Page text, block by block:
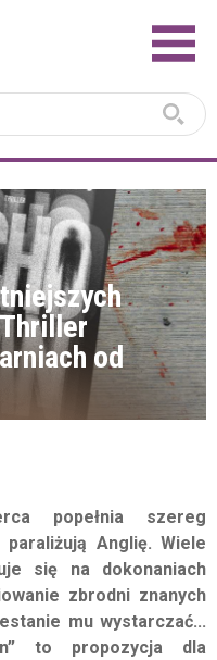
od
popełnia szereg
Anglię. Wiele
się na dokonaniach
zbrodni znanych
mu wystarczać...
to propozycja dla